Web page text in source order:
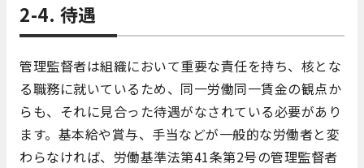
2-4. 待遇
管理監督者は組織において重要な責任を持ち、核とな
る職務に就いているため、同一労働同一賃金の観点か
らも、それに見合った待遇がなされている必要があり
ます。基本給や賞与、手当などが一般的な労働者と変
わらなければ、労働基準法第41条第2号の管理監督者